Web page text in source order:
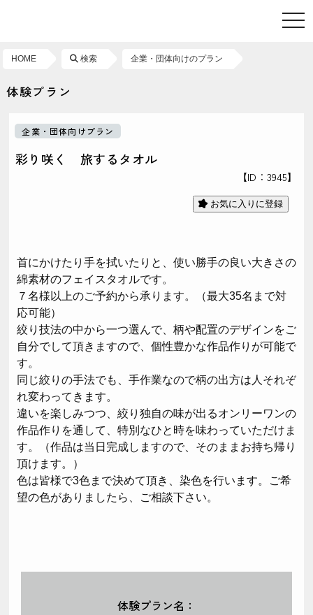
HOME 検索 企業・団体向けのプラン
体験プラン
企業・団体向けプラン
彩り咲く 旅するタオル
【ID：3945】
お気に入りに登録
首にかけたり手を拭いたりと、使い勝手の良い大きさの
綿素材のフェイスタオルです。
７名様以上のご予約から承ります。（最大35名まで対
応可能）
絞り技法の中から一つ選んで、柄や配置のデザインをご
自分でして頂きますので、個性豊かな作品作りが可能で
す。
同じ絞りの手法でも、手作業なので柄の出方は人それぞ
れ変わってきます。
違いを楽しみつつ、絞り独自の味が出るオンリーワンの
作品作りを通して、特別なひと時を味わっていただけま
す。（作品は当日完成しますので、そのままお持ち帰り
頂けます。）
色は皆様で3色まで決めて頂き、染色を行います。ご希
望の色がありましたら、ご相談下さい。
体験プラン名：